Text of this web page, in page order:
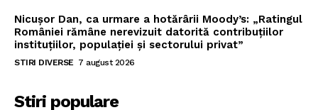
Nicușor Dan, ca urmare a hotărârii Moody’s: „Ratingul
României rămâne nerevizuit datorită contribuțiilor
instituțiilor, populației și sectorului privat”
STIRI DIVERSE 7 august 2026
Stiri populare